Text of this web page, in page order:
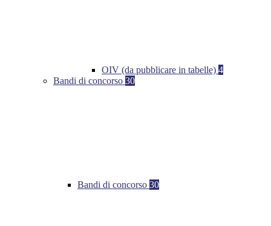
OIV (da pubblicare in tabelle) 4
Bandi di concorso 30
Bandi di concorso 30